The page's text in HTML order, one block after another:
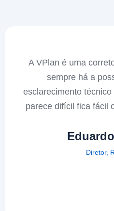
A VPlan é uma
sempre há a
esclarecimento
parece difícil fica fácil
Diretor,